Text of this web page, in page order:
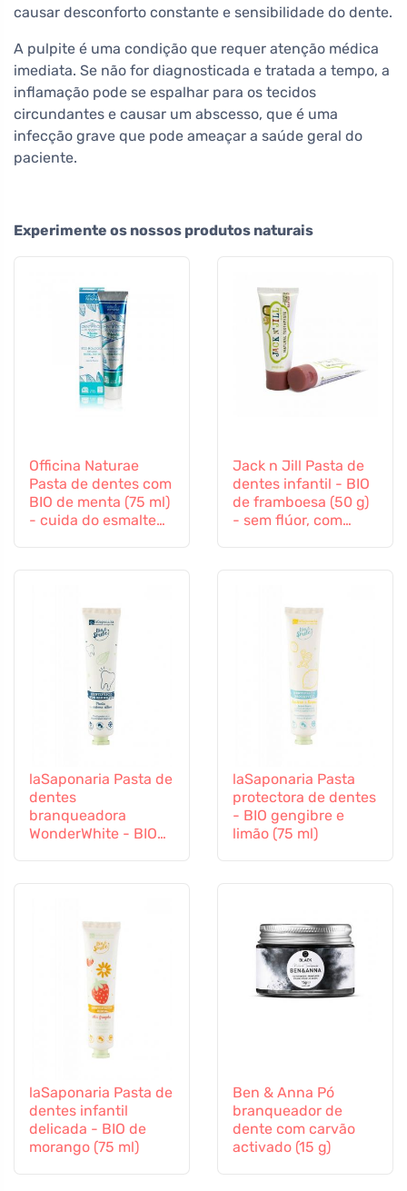
causar desconforto constante e sensibilidade do dente.
A pulpite é uma condição que requer atenção médica
imediata. Se não for diagnosticada e tratada a tempo, a
inflamação pode se espalhar para os tecidos
circundantes e causar um abscesso, que é uma
infecção grave que pode ameaçar a saúde geral do
paciente.
Experimente os nossos produtos naturais
Officina Naturae
Pasta de dentes com
BIO de menta (75 ml)
- cuida do esmalte
Jack n Jill Pasta de
dentes infantil - BIO
de framboesa (50 g)
- sem flúor, com
laSaponaria Pasta de
dentes
branqueadora
WonderWhite - BIO
laSaponaria Pasta
protectora de dentes
- BIO gengibre e
limão (75 ml)
laSaponaria Pasta de
dentes infantil
delicada - BIO de
morango (75 ml)
Ben & Anna Pó
branqueador de
dente com carvão
activado (15 g)